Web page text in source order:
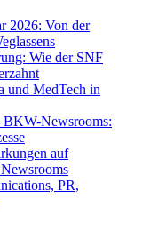
2026: Von der
Wie der SNF
und MedTech in
BKW-Newsrooms:
auf
PR,